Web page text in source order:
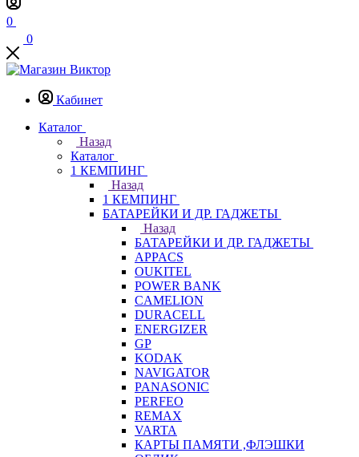
0
0
Кабинет
Каталог
Назад
Каталог
1 КЕМПИНГ
Назад
1 КЕМПИНГ
БАТАРЕЙКИ И ДР. ГАДЖЕТЫ
Назад
БАТАРЕЙКИ И ДР. ГАДЖЕТЫ
APPACS
OUKITEL
POWER BANK
CAMELION
DURACELL
ENERGIZER
GP
KODAK
NAVIGATOR
PANASONIC
PERFEO
REMAX
VARTA
КАРТЫ ПАМЯТИ ,ФЛЭШКИ